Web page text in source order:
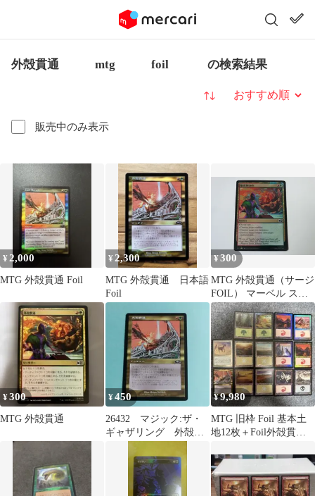
外殻貫通 mtg foil の検索結果
販売中のみ表示
並び替え
¥ 2,000
MTG 外殻貫通 Foil
¥ 2,300
MTG 外殻貫通 日本語
Foil
¥300
MTG 外殻貫通（サージ
FOIL） マーベル スー
パー・ヒーローズ 英語
1枚
¥300
MTG 外殻貫通
¥450
26432 マジック:ザ・
ギャザリング 外殻貫
¥9,980
MTG 旧枠 Foil 基本土
地12枚＋Foil外殻貫
プ